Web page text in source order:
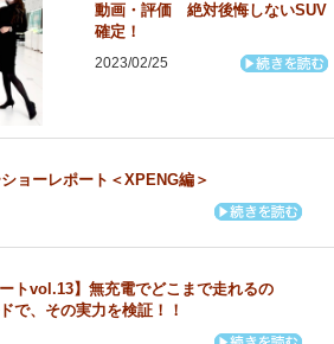
動画・評価 絶対後悔しないSUV
確定！
2023/02/25
ョーレポート＜XPENG編＞
トvol.13】無充電でどこまで走れるの
で、その実力を検証！！